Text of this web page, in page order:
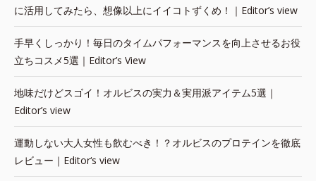
に活用してみたら、想像以上にイイコトずくめ！｜Editor’s view
手早くしっかり！毎日のタイムパフォーマンスを向上させるお役
立ちコスメ5選｜Editor’s View
地味だけどスゴイ！オルビスの実力＆実用派アイテム5選｜
Editor’s view
運動しない大人女性も飲むべき！？オルビスのプロテインを徹底
レビュー｜Editor‘s view